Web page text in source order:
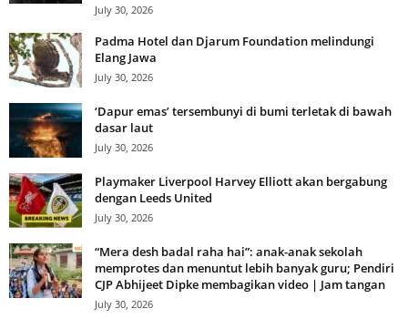
July 30, 2026
Padma Hotel dan Djarum Foundation melindungi
Elang Jawa
July 30, 2026
‘Dapur emas’ tersembunyi di bumi terletak di bawah
dasar laut
July 30, 2026
Playmaker Liverpool Harvey Elliott akan bergabung
dengan Leeds United
July 30, 2026
“Mera desh badal raha hai”: anak-anak sekolah
memprotes dan menuntut lebih banyak guru; Pendiri
CJP Abhijeet Dipke membagikan video | Jam tangan
July 30, 2026